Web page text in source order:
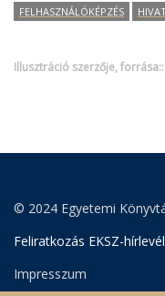
FELHASZNÁLÓKÉPZÉS
Illusztráció szerzője, forrása:
© 2024 Egyetemi
Feliratkozás EKSZ-
Impresszum